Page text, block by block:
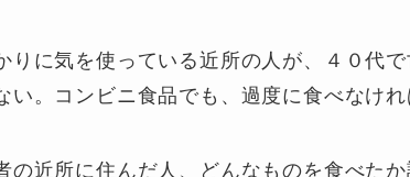
りに気を使っている近所の人が、４０代
い。コンビニ食品でも、過度に食べなけれ
の近所に住んだ人、どんなものを食べた